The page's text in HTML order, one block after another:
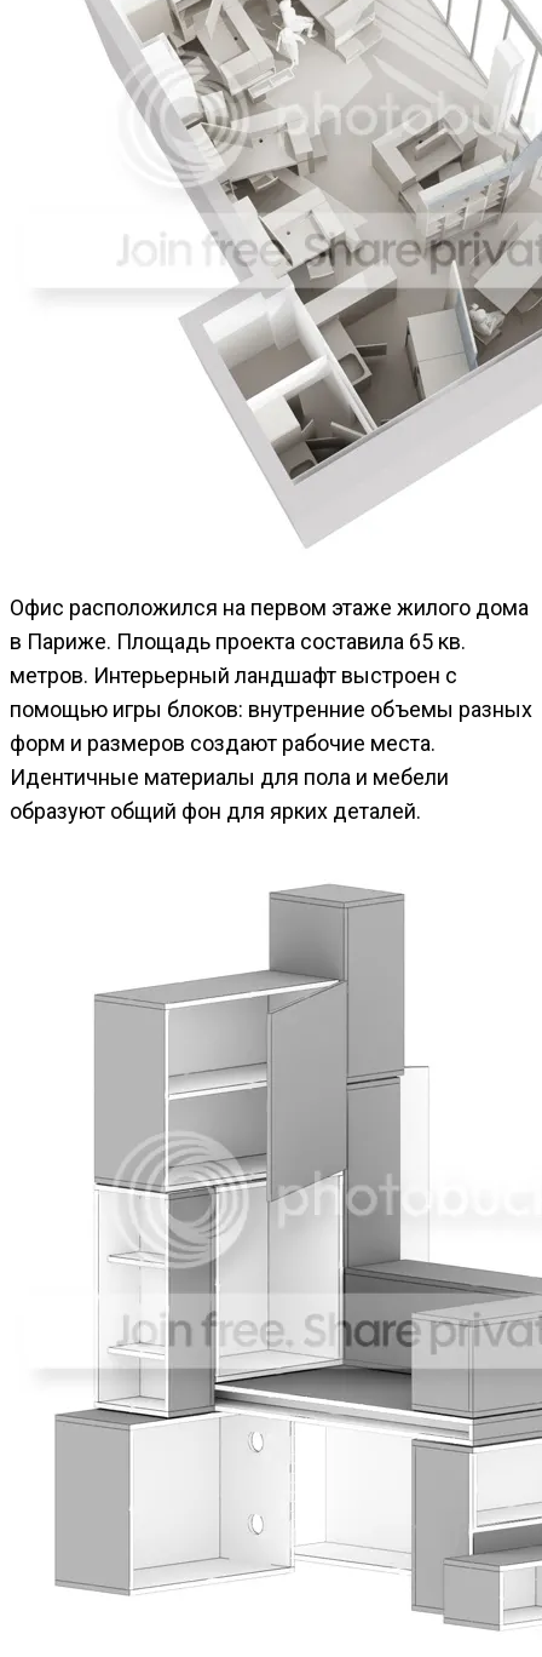
Офис расположился на первом этаже жилого дома
в Париже. Площадь проекта составила 65 кв.
метров. Интерьерный ландшафт выстроен с
помощью игры блоков: внутренние объемы разных
форм и размеров создают рабочие места.
Идентичные материалы для пола и мебели
образуют общий фон для ярких деталей.